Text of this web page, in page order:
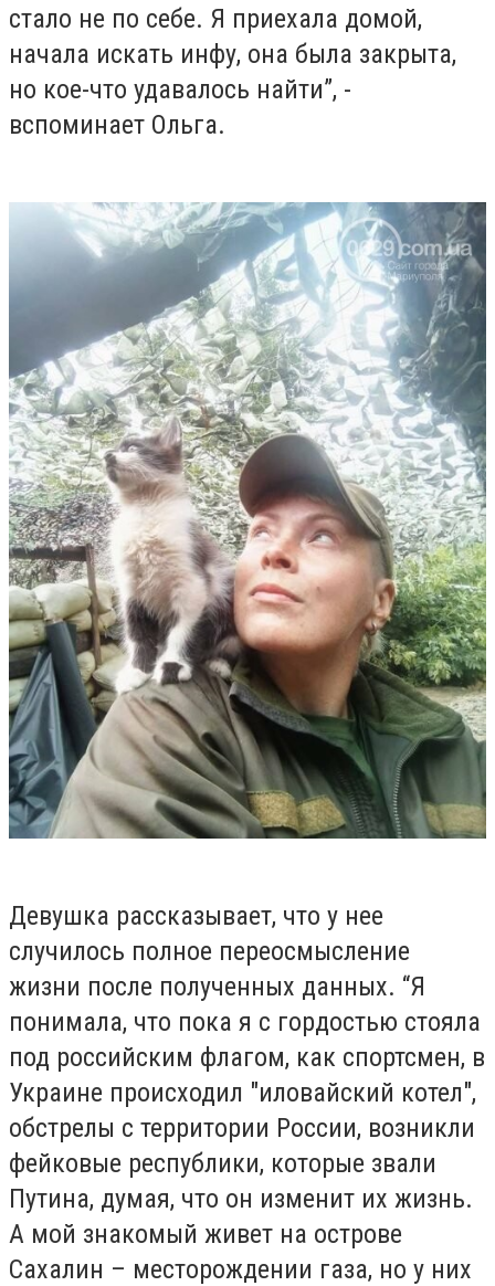
стало не по себе. Я приехала домой,
начала искать инфу, она была закрыта,
но кое-что удавалось найти”, -
вспоминает Ольга.
Девушка рассказывает, что у нее
случилось полное переосмысление
жизни после полученных данных. “Я
понимала, что пока я с гордостью стояла
под российским флагом, как спортсмен, в
Украине происходил "иловайский котел",
обстрелы с территории России, возникли
фейковые республики, которые звали
Путина, думая, что он изменит их жизнь.
А мой знакомый живет на острове
Сахалин – месторождении газа, но у них